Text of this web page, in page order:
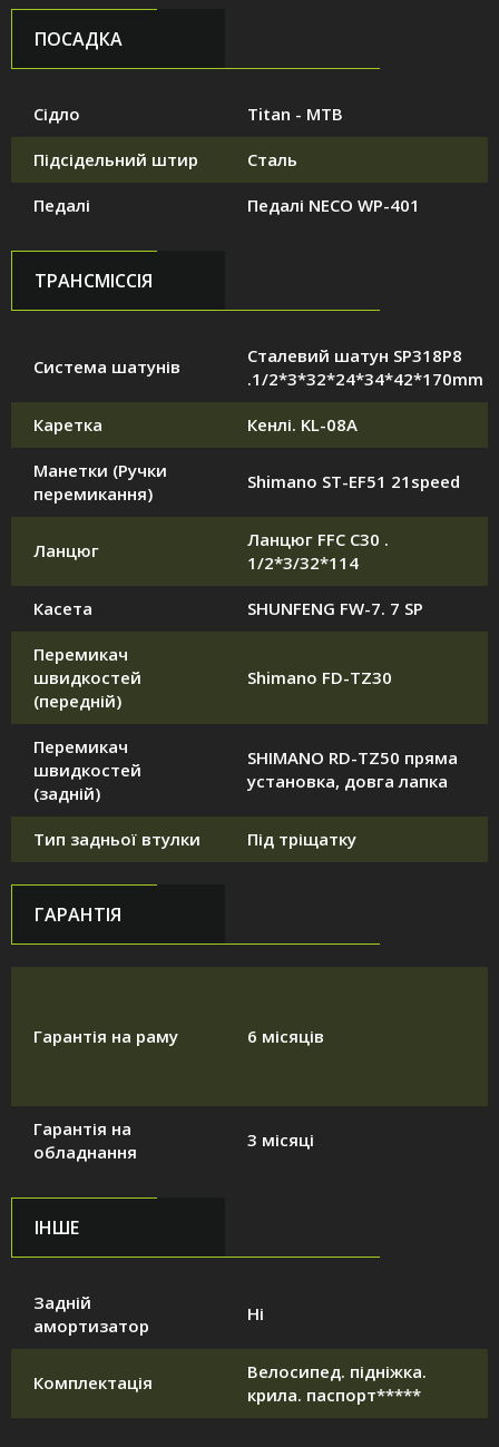
ПОСАДКА
Сідло Titan - MTB
Підсідельний штир Сталь
Педалі Педалі NECO WP-401
ТРАНСМІССІЯ
Система шатунів
Сталевий шатун SP318P8
.1/2*3*32*24*34*42*170mm
Каретка Кенлі. KL-08A
Манетки (Ручки
перемикання)
Shimano ST-EF51 21speed
Ланцюг
Ланцюг FFC C30 .
1/2*3/32*114
Касета SHUNFENG FW-7. 7 SP
Перемикач
швидкостей
(передній)
Shimano FD-TZ30
Перемикач
швидкостей
(задній)
SHIMANO RD-TZ50 пряма
установка, довга лапка
Тип задньої втулки Під тріщатку
ГАРАНТІЯ
Гарантія на раму 6 місяців
Гарантія на
обладнання
3 місяці
ІНШЕ
Задній
амортизатор
Ні
Комплектація
Велосипед. підніжка.
крила. паспорт*****